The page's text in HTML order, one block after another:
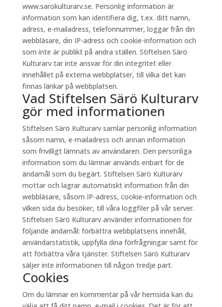
www.sarokulturarv.se. Personlig information är
information som kan identifiera dig, t.ex. ditt namn,
adress, e-mailadress, telefonnummer, loggar från din
webbläsare, din IP-adress och cookie-information och
som inte är publikt på andra ställen. Stiftelsen Särö
Kulturarv tar inte ansvar för din integritet eller
innehållet på externa webbplatser, till vilka det kan
finnas länkar på webbplatsen.
Vad Stiftelsen Särö Kulturarv
gör med informationen
Stiftelsen Särö Kulturarv samlar personlig information
såsom namn, e-mailadress och annan information
som frivilligt lämnats av användaren. Den personliga
information som du lämnar används enbart för de
ändamål som du begärt. Stiftelsen Särö Kulturarv
mottar och lagrar automatiskt information från din
webbläsare, såsom IP-adress, cookie-information och
vilken sida du besöker, till våra loggfiler på vår server.
Stiftelsen Särö Kulturarv använder informationen för
följande ändamål: förbättra webbplatsens innehåll,
användarstatistik, uppfylla dina förfrågningar samt för
att förbättra våra tjänster. Stiftelsen Särö Kulturarv
säljer inte informationen till någon tredje part.
Cookies
Om du lämnar en kommentar på vår hemsida kan du